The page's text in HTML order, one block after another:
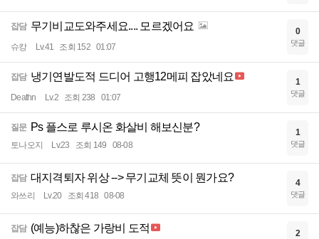
잡담 무기비교도와주세요.... 모르겠어요
슈캉 Lv.41 조회 152 01:07
0
댓글
잡담 냉기연발도적 드디어 고행12메피 잡았네요
Deathn Lv.2 조회 238 01:07
1
댓글
질문 Ps 플스로 루시온 화살비 해보신분?
토나오지 Lv.23 조회 149 08-08
1
댓글
잡담 대지격퇴자 위상 --> 무기교체 뜻이 뭔가요?
와쓰리 Lv.20 조회 418 08-08
4
댓글
잡담 (예능)하찮은 가랑비 도적 2